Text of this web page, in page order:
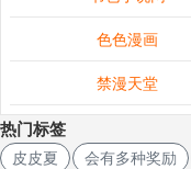
色色漫画
禁漫天堂
热门标签
皮皮夏 会有多种奖励